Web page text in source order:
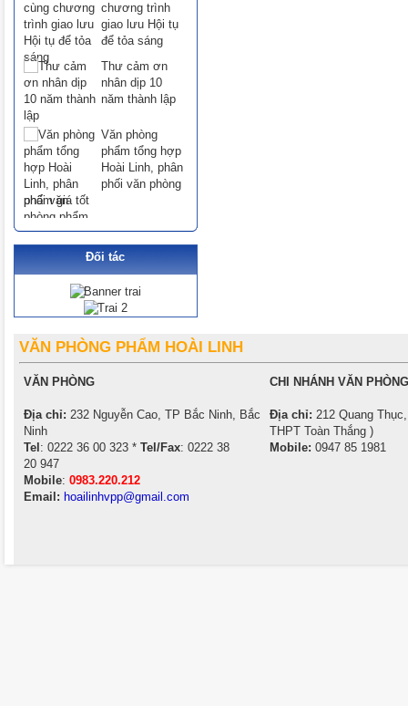
chương trình
giao lưu Hội tụ
để tỏa sáng
Thư cảm ơn
nhân dịp 10
năm thành lập
Văn phòng
phẩm tổng hợp
Hoài Linh, phân
phối văn phòng
phẩm giá tốt
Đối tác
VĂN PHÒNG PHẨM HOÀI LINH
VĂN PHÒNG
Địa chỉ: 232 Nguyễn Cao, TP Bắc Ninh, Bắc
Ninh
Tel : 0222 36 00 323 * Tel/Fax: 0222 38
20 947
Mobile: 0983.220.212
Email: hoailinhvpp@gmail.com
CHI NHÁNH VĂN
Địa chỉ: 212 Quang
THPT Toàn Thắng )
Mobile: 0947 85 1981